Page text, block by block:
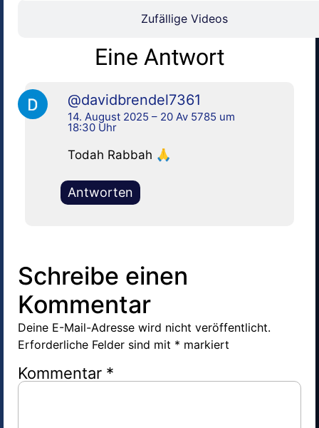
Zufällige Videos
Eine Antwort
@davidbrendel7361
14. August 2025 – 20 Av 5785 um
18:30 Uhr
Todah Rabbah 🙏
Antworten
Schreibe einen
Kommentar
Deine E-Mail-Adresse wird nicht veröffentlicht.
Erforderliche Felder sind mit * markiert
Kommentar *